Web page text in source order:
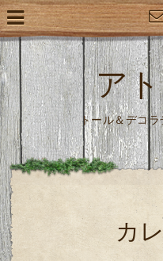
ア
トール＆デコ
カ